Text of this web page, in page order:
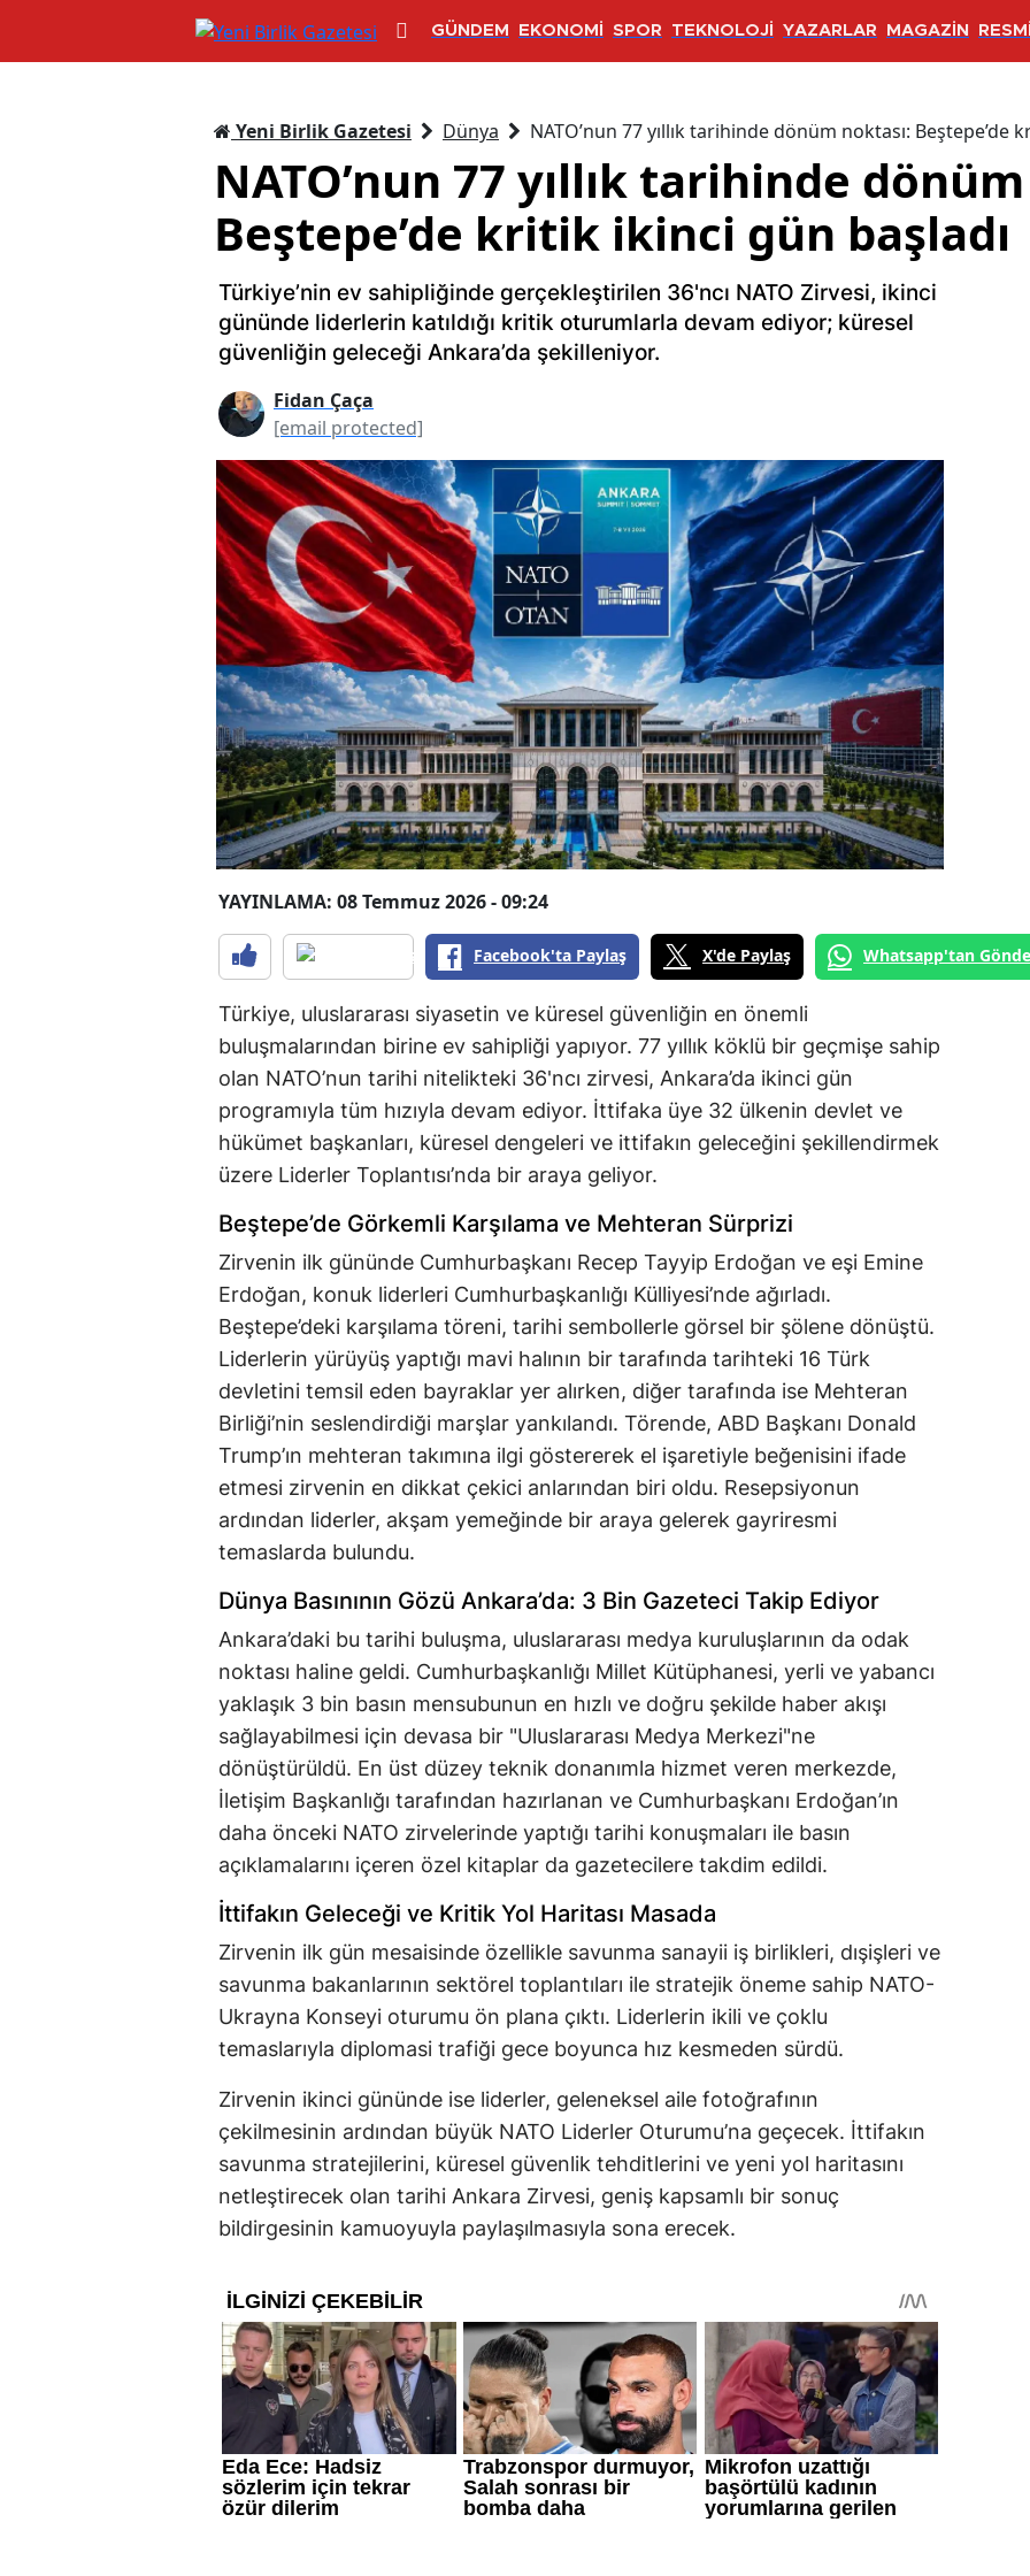
GÜNDEM EKONOMİ SPOR TEKNOLOJİ YAZARLAR MAGAZİN
Yeni Birlik Gazetesi Dünya NATO’nun 77 yıllık tarihinde dönüm noktası: Beştepe’de
NATO’nun 77 yıllık tarihinde
Beştepe’de kritik ikinci gün başladı
Türkiye’nin ev sahipliğinde gerçekleştirilen 36'ncı NATO Zirvesi, ikinci
gününde liderlerin katıldığı kritik oturumlarla devam ediyor; küresel
güvenliğin geleceği Ankara’da şekilleniyor.
Fidan Çaça
[email protected]
YAYINLAMA: 08 Temmuz 2026 - 09:24
Facebook'ta Paylaş X'de Paylaş Whatsapp'tan
Türkiye, uluslararası siyasetin ve küresel güvenliğin en önemli
buluşmalarından birine ev sahipliği yapıyor. 77 yıllık köklü bir geçmişe sahip
olan NATO’nun tarihi nitelikteki 36'ncı zirvesi, Ankara’da ikinci gün
programıyla tüm hızıyla devam ediyor. İttifaka üye 32 ülkenin devlet ve
hükümet başkanları, küresel dengeleri ve ittifakın geleceğini şekillendirmek
üzere Liderler Toplantısı’nda bir araya geliyor.
Beştepe’de Görkemli Karşılama ve Mehteran Sürprizi
Zirvenin ilk gününde Cumhurbaşkanı Recep Tayyip Erdoğan ve eşi Emine
Erdoğan, konuk liderleri Cumhurbaşkanlığı Külliyesi’nde ağırladı.
Beştepe’deki karşılama töreni, tarihi sembollerle görsel bir şölene dönüştü.
Liderlerin yürüyüş yaptığı mavi halının bir tarafında tarihteki 16 Türk
devletini temsil eden bayraklar yer alırken, diğer tarafında ise Mehteran
Birliği’nin seslendirdiği marşlar yankılandı. Törende, ABD Başkanı Donald
Trump’ın mehteran takımına ilgi göstererek el işaretiyle beğenisini ifade
etmesi zirvenin en dikkat çekici anlarından biri oldu. Resepsiyonun
ardından liderler, akşam yemeğinde bir araya gelerek gayriresmi
temaslarda bulundu.
Dünya Basınının Gözü Ankara’da: 3 Bin Gazeteci Takip Ediyor
Ankara’daki bu tarihi buluşma, uluslararası medya kuruluşlarının da odak
noktası haline geldi. Cumhurbaşkanlığı Millet Kütüphanesi, yerli ve yabancı
yaklaşık 3 bin basın mensubunun en hızlı ve doğru şekilde haber akışı
sağlayabilmesi için devasa bir "Uluslararası Medya Merkezi"ne
dönüştürüldü. En üst düzey teknik donanımla hizmet veren merkezde,
İletişim Başkanlığı tarafından hazırlanan ve Cumhurbaşkanı Erdoğan’ın
daha önceki NATO zirvelerinde yaptığı tarihi konuşmaları ile basın
açıklamalarını içeren özel kitaplar da gazetecilere takdim edildi.
İttifakın Geleceği ve Kritik Yol Haritası Masada
Zirvenin ilk gün mesaisinde özellikle savunma sanayii iş birlikleri, dışişleri ve
savunma bakanlarının sektörel toplantıları ile stratejik öneme sahip NATO-
Ukrayna Konseyi oturumu ön plana çıktı. Liderlerin ikili ve çoklu
temaslarıyla diplomasi trafiği gece boyunca hız kesmeden sürdü.
Zirvenin ikinci gününde ise liderler, geleneksel aile fotoğrafının
çekilmesinin ardından büyük NATO Liderler Oturumu’na geçecek. İttifakın
savunma stratejilerini, küresel güvenlik tehditlerini ve yeni yol haritasını
netleştirecek olan tarihi Ankara Zirvesi, geniş kapsamlı bir sonuç
bildirgesinin kamuoyuyla paylaşılmasıyla sona erecek.